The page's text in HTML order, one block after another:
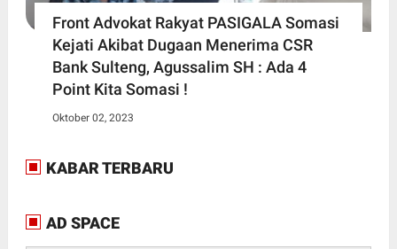
Front Advokat Rakyat PASIGALA Somasi
Kejati Akibat Dugaan Menerima CSR
Bank Sulteng, Agussalim SH : Ada 4
Point Kita Somasi !
Oktober 02, 2023
KABAR TERBARU
AD SPACE